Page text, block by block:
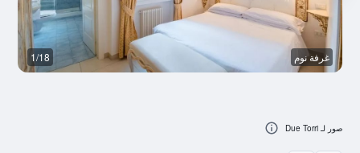
غرفة نوم 1/18
صور لـ Due Torri